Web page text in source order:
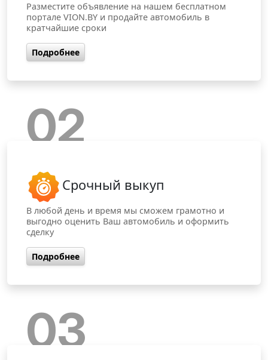
Разместите объявление на нашем бесплатном
портале VION.BY и продайте автомобиль в
кратчайшие сроки
Подробнее
02
Срочный выкуп
В любой день и время мы сможем грамотно и
выгодно оценить Ваш автомобиль и оформить
сделку
Подробнее
03